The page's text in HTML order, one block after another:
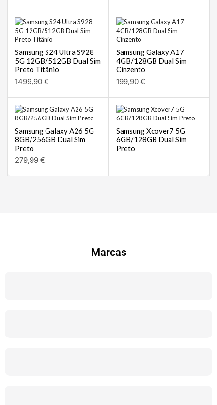
Samsung S24 Ultra S928
5G 12GB/512GB Dual Sim
Preto Titânio
1499,90 €
Samsung Galaxy A17
4GB/128GB Dual Sim
Cinzento
199,90 €
Samsung Galaxy A26 5G
8GB/256GB Dual Sim
Preto
279,99 €
Samsung Xcover7 5G
6GB/128GB Dual Sim
Preto
Marcas